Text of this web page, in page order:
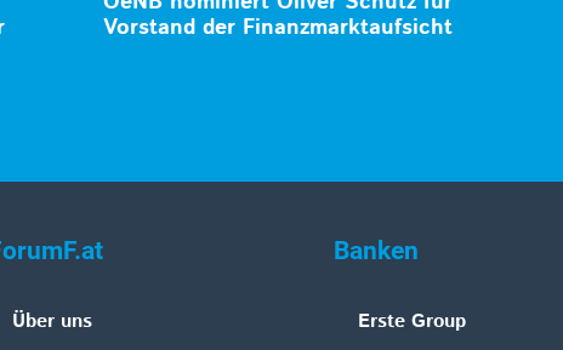
Vorstand der Finanzmarktaufsicht
Über uns
Banken
Erste Group